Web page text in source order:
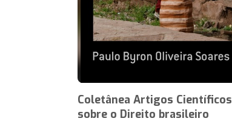
Coletânea Artigos Científicos
sobre o Direito brasileiro